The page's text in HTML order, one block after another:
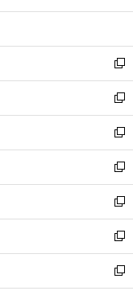
開
ウ
開
く
ン
ウ
で
開
く
ウ
ン
ド
ウ
で
開
く
し
ウ
ィ
ン
ド
ウ
で
開
く
新
し
い
ウ
ィ
ン
ド
ウ
で
開
く
新
し
い
ウ
ィ
ン
ド
ウ
で
開
く
新
し
い
ウ
ィ
ン
ド
ウ
で
開
新
し
い
ウ
ィ
ン
ド
ウ
新
し
い
ウ
ィ
ン
新
し
い
ウ
新
し